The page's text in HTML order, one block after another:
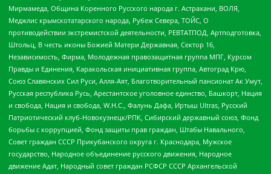
Мирмамеда, Община Коренного Русского народа г. Астрахани, ВОЛЯ,
Меджлис крымскотатарского народа, Рубеж Севера, ТОЙС, О
противодействии экстремистской деятельности, РЕВТАТПОД, Артподготовка,
Штольц, В честь иконы Божией Матери Державная, Сектор 16,
Независимость, Фирма, Молодежная правозащитная группа МПГ, Курсом
Правды и Единения, Каракольская инициативная группа, Автоград Крю,
Союз Славянских Сил Руси, Алля-Аят, Благотворительный пансионат Ак Умут,
Русская республика Русь, Арестантское уголовное единство, Башкорт, Нация
и свобода, Нация и свобода, W.H.С., Фалунь Дафа, Иртыш Ultras, Русский
Патриотический клуб-Новокузнецк/РПК, Сибирский державный союз, Фонд
борьбы с коррупцией, Фонд защиты прав граждан, Штабы Навального,
Совет граждан СССР Прикубанского округа г. Краснодара, Мужское
государство, Народное объединение русского движения, Народное
движение Адат, Народный совет граждан РСФСР СССР Архангельской